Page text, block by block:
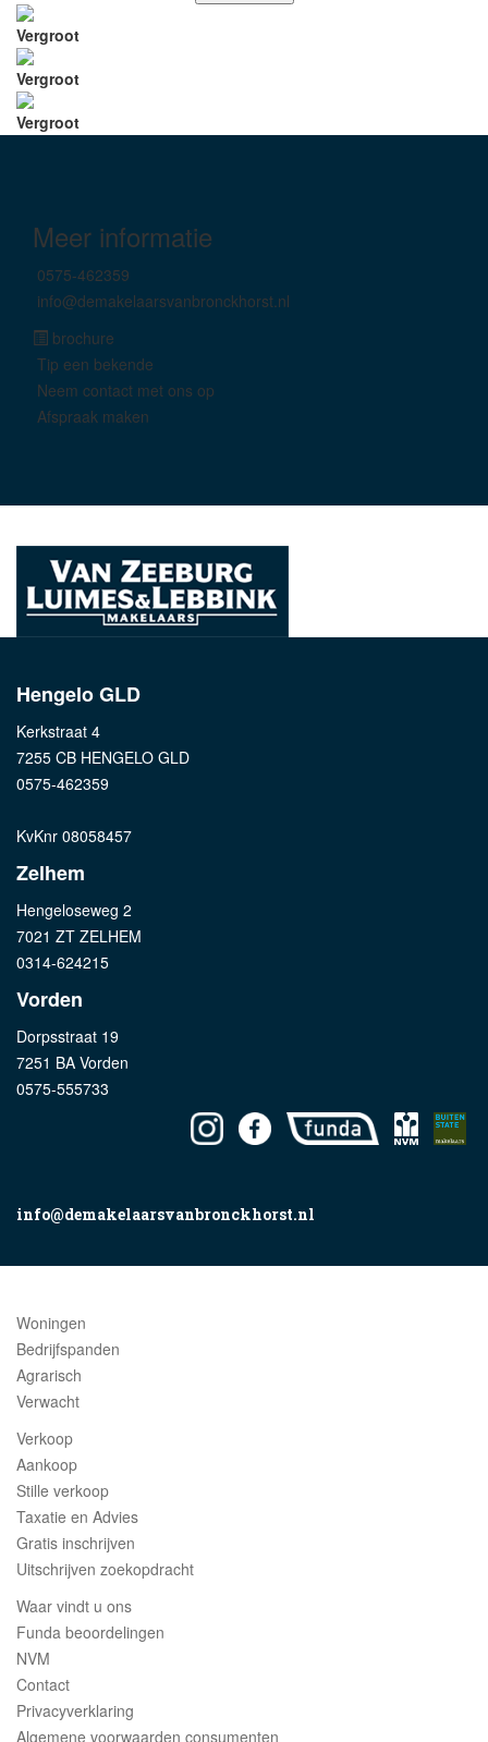
Vergroot
Vergroot
Vergroot
Meer informatie
0575-462359
info@demakelaarsvanbronckhorst.nl
brochure
Tip een bekende
Neem contact met ons op
Afspraak maken
Hengelo GLD
Kerkstraat 4
7255 CB HENGELO GLD
0575-462359
KvKnr 08058457
Zelhem
Hengeloseweg 2
7021 ZT ZELHEM
0314-624215
Vorden
Dorpsstraat 19
7251 BA Vorden
0575-555733
info@demakelaarsvanbronckhorst.nl
Woningen
Bedrijfspanden
Agrarisch
Verwacht
Verkoop
Aankoop
Stille verkoop
Taxatie en Advies
Gratis inschrijven
Uitschrijven zoekopdracht
Waar vindt u ons
Funda beoordelingen
NVM
Contact
Privacyverklaring
Algemene voorwaarden consumenten